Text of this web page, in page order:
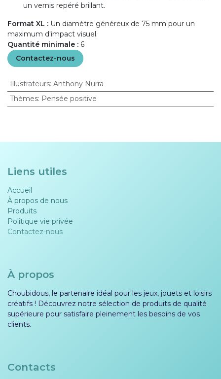
un vernis repéré brillant.
Format XL : Un diamètre généreux de 75 mm pour un
maximum d'impact visuel.
Quantité minimale : 6
Contactez-nous
Illustrateurs: Anthony Nurra
Thèmes: Pensée positive
Liens utiles
Accueil
À propos de nous
Produits
Politique vie privée​​
Contactez-nous
À propos
Choubidous, le partenaire idéal pour les jeux, jouets et loisirs
créatifs ! Découvrez notre sélection de produits de qualité
supérieure pour satisfaire pleinement les besoins de vos
clients.
Contacts